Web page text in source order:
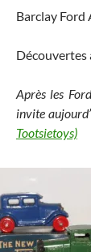
Barclay Ford
Découvertes
Après les
invite
Tootsietoys)